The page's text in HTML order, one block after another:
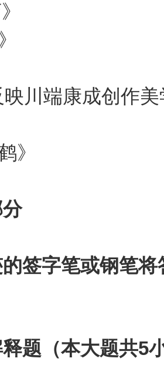
酒店》
娜娜》
川端康成创作
云》
千只鹤
签字笔或钢笔
题（本大题共5